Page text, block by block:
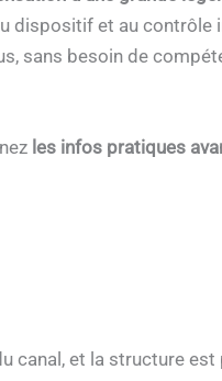
dispositif et au contrôle
sans besoin de
les infos pratiques
canal, et la structure